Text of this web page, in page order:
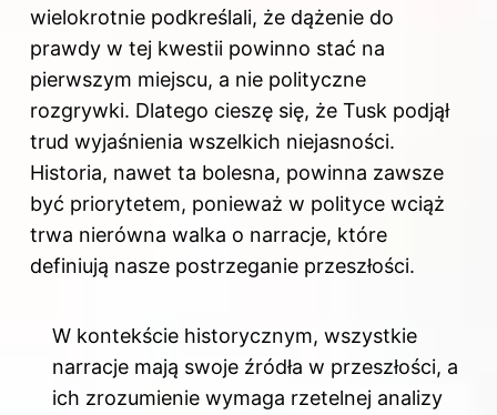
wielokrotnie podkreślali, że dążenie do
prawdy w tej kwestii powinno stać na
pierwszym miejscu, a nie polityczne
rozgrywki. Dlatego cieszę się, że Tusk podjął
trud wyjaśnienia wszelkich niejasności.
Historia, nawet ta bolesna, powinna zawsze
być priorytetem, ponieważ w polityce wciąż
trwa nierówna walka o narracje, które
definiują nasze postrzeganie przeszłości.
W kontekście historycznym, wszystkie
narracje mają swoje źródła w przeszłości, a
ich zrozumienie wymaga rzetelnej analizy